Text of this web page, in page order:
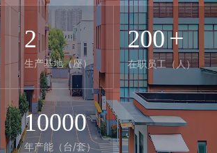
2
生产基地（座）
200+
在职员工（人）
10000
年产能（台/套）